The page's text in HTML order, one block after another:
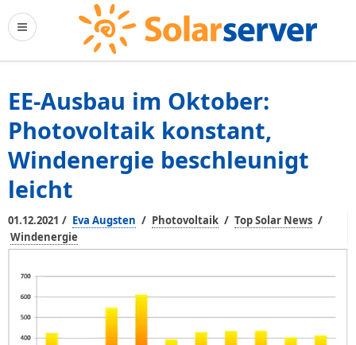
EE-Ausbau im Oktober:
Photovoltaik konstant,
Windenergie beschleunigt
leicht
01.12.2021 / Eva Augsten / Photovoltaik / Top Solar News /
Windenergie